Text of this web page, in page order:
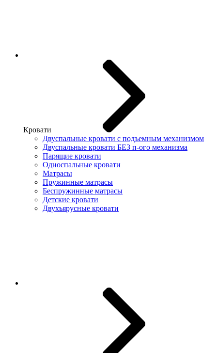
Кровати
Двуспальные кровати с подъемным механизмом
Двуспальные кровати БЕЗ п-ого механизма
Парящие кровати
Односпальные кровати
Матрасы
Пружинные матрасы
Беспружинные матрасы
Детские кровати
Двухъярусные кровати